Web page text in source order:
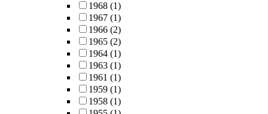
1968 (1)
1967 (1)
1966 (2)
1965 (2)
1964 (1)
1963 (1)
1961 (1)
1959 (1)
1958 (1)